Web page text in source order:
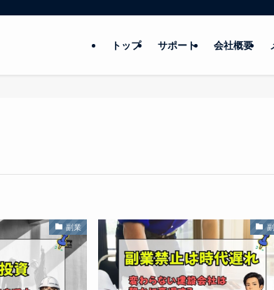
トップ サポート 会社概要
副業